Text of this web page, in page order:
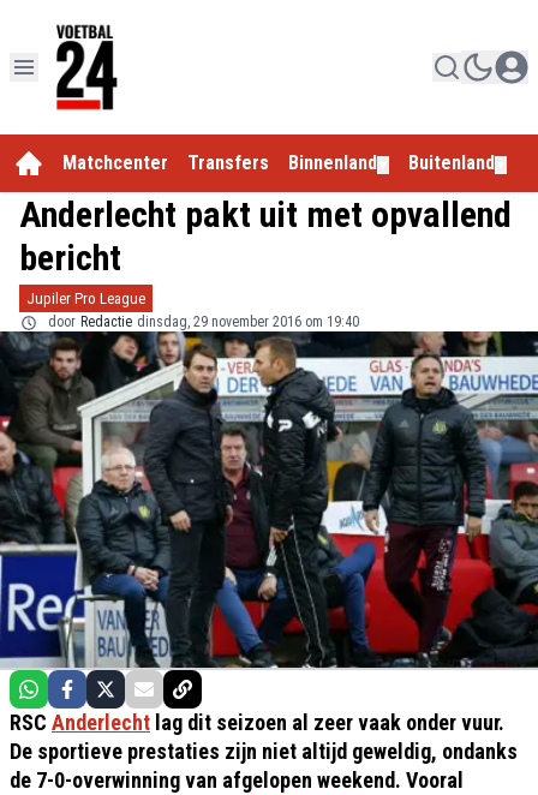
Matchcenter Transfers Binnenland Buitenland
Anderlecht pakt uit met opvallend
bericht
Jupiler Pro League
door Redactie dinsdag, 29 november 2016 om 19:40
RSC Anderlecht lag dit seizoen al zeer vaak onder vuur.
De sportieve prestaties zijn niet altijd geweldig, ondanks
de 7-0-overwinning van afgelopen weekend. Vooral